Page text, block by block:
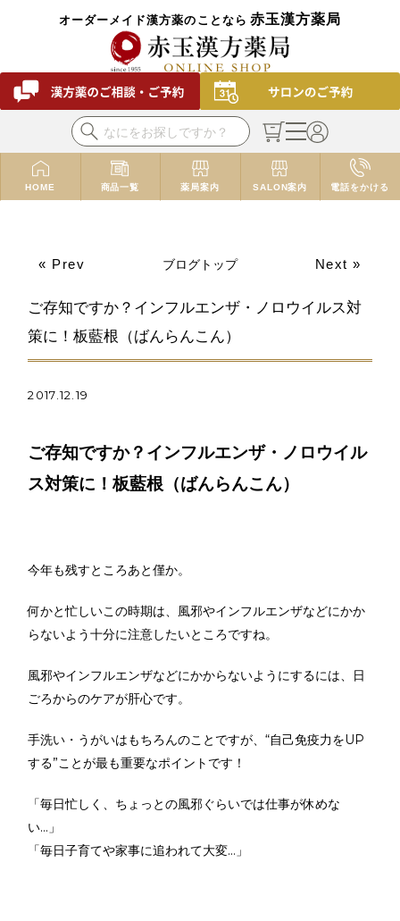
オーダーメイド漢方薬のことなら 赤玉漢方薬局
HOME 商品一覧 薬局案内 SALON案内 電話をかける
« Prev ブログトップ Next »
ご存知ですか？インフルエンザ・ノロウイルス対
策に！板藍根（ばんらんこん）
2017.12.19
ご存知ですか？インフルエンザ・ノロウイル
ス対策に！板藍根（ばんらんこん）
今年も残すところあと僅か。
何かと忙しいこの時期は、風邪やインフルエンザなどにかか
らないよう十分に注意したいところですね。
風邪やインフルエンザなどにかからないようにするには、日
ごろからのケアが肝心です。
手洗い・うがいはもちろんのことですが、“自己免疫力をUP
する”ことが最も重要なポイントです！
「毎日忙しく、ちょっとの風邪ぐらいでは仕事が休めな
い…」
「毎日子育てや家事に追われて大変…」